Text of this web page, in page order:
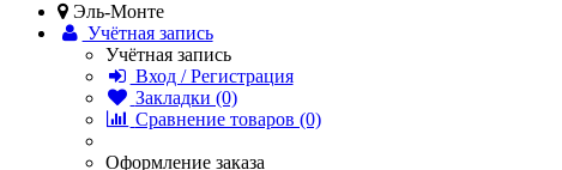
Эль-Монте
Учётная запись
Учётная запись
Вход / Регистрация
Закладки (0)
Сравнение товаров (0)
Оформление заказа